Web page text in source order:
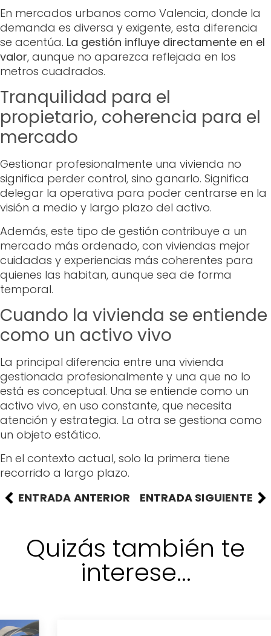
En mercados urbanos como Valencia, donde la
demanda es diversa y exigente, esta diferencia
se acentúa. La gestión influye directamente en el
valor, aunque no aparezca reflejada en los
metros cuadrados.
Tranquilidad para el
propietario, coherencia para el
mercado
Gestionar profesionalmente una vivienda no
significa perder control, sino ganarlo. Significa
delegar la operativa para poder centrarse en la
visión a medio y largo plazo del activo.
Además, este tipo de gestión contribuye a un
mercado más ordenado, con viviendas mejor
cuidadas y experiencias más coherentes para
quienes las habitan, aunque sea de forma
temporal.
Cuando la vivienda se entiende
como un activo vivo
La principal diferencia entre una vivienda
gestionada profesionalmente y una que no lo
está es conceptual. Una se entiende como un
activo vivo, en uso constante, que necesita
atención y estrategia. La otra se gestiona como
un objeto estático.
En el contexto actual, solo la primera tiene
recorrido a largo plazo.
ENTRADA ANTERIOR
ENTRADA SIGUIENTE
Quizás también te
interese...